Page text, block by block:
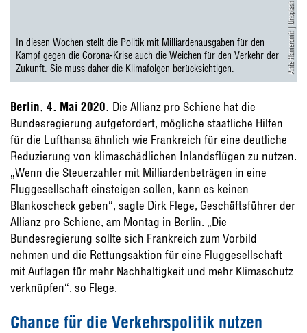
Ante Hamersmit | Unsplash
In diesen Wochen stellt die Politik mit Milliardenausgaben für den
Kampf gegen die Corona-Krise auch die Weichen für den Verkehr der
Zukunft. Sie muss daher die Klimafolgen berücksichtigen.
Berlin, 4. Mai 2020. Die Allianz pro Schiene hat die
Bundesregierung aufgefordert, mögliche staatliche Hilfen
für die Lufthansa ähnlich wie Frankreich für eine deutliche
Reduzierung von klimaschädlichen Inlandsflügen zu nutzen.
„Wenn die Steuerzahler mit Milliardenbeträgen in eine
Fluggesellschaft einsteigen sollen, kann es keinen
Blankoscheck geben“, sagte Dirk Flege, Geschäftsführer der
Allianz pro Schiene, am Montag in Berlin. „Die
Bundesregierung sollte sich Frankreich zum Vorbild
nehmen und die Rettungsaktion für eine Fluggesellschaft
mit Auflagen für mehr Nachhaltigkeit und mehr Klimaschutz
verknüpfen“, so Flege.
Chance für die Verkehrspolitik nutzen